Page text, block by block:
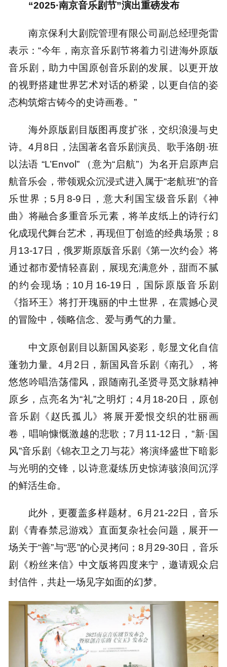
“2025·南京音乐剧节”演出重磅发布
南京保利大剧院管理有限公司副总经理尧雷
表示：“今年，南京音乐剧节将着力引进海外原版
音乐剧，助力中国原创音乐剧的发展。以更开放
的视野搭建世界艺术对话的桥梁，以更自信的姿
态构筑熔古铸今的史诗画卷。”
海外原版剧目版图再度扩张，交织浪漫与史
诗。4月8日，法国著名音乐剧演员、歌手洛朗·班
以法语 “L’Envol” （意为“启航”）为名开启原声启
航音乐会，带领观众沉浸式进入属于“老航班”的音
乐世界；5月8-9日，意大利国宝级音乐剧《神
曲》将融合多重音乐元素，将羊皮纸上的诗行幻
化成现代舞台艺术，再现但丁创造的经典场景；8
月13-17日，俄罗斯原版音乐剧《第一次约会》将
通过都市爱情轻喜剧，展现充满意外，甜而不腻
的约会现场；10月16-19日，国际原版音乐剧
《指环王》将打开瑰丽的中土世界，在震撼心灵
的冒险中，领略信念、爱与勇气的力量。
中文原创剧目以新国风姿彩，彰显文化自信
蓬勃力量。4月2日，新国风音乐剧《南孔》，将
悠悠吟唱浩荡儒风，跟随南孔圣贤寻觅文脉精神
原乡，点亮名为“礼”之明灯；4月18-20日，原创
音乐剧《赵氏孤儿》将展开爱恨交织的壮丽画
卷，唱响慷慨激越的悲歌；7月11-12日，“新·国
风”音乐剧《锦衣卫之刀与花》将演绎盛世下暗影
与光明的交锋，以诗意凝练历史惊涛骇浪间沉浮
的鲜活生命。
此外，更覆盖多样题材。6月21-22日，音乐
剧《青春禁忌游戏》直面复杂社会问题，展开一
场关于“善”与“恶”的心灵拷问；8月29-30日，音乐
剧《粉丝来信》中文版将四度来宁，邀请观众启
封信件，共赴一场见字如面的幻梦。